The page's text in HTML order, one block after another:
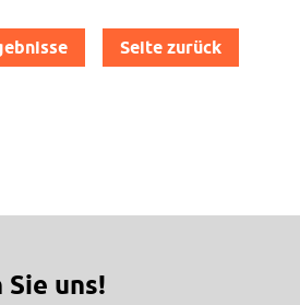
Seite zurück
uns!